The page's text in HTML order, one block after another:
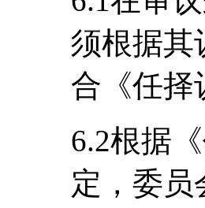
须根据其
合《任择
6.2根据
定，委员